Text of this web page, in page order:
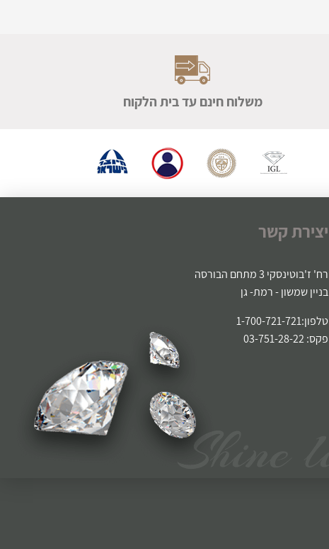
משלוח חינם עד בית הלקוח
יצירת קשר
רח' ז'בוטינסקי 3 מתחם הבורסה
בניין שמשון - רמת- גן
טלפון:1-700-721-721
פקס: 03-751-28-22